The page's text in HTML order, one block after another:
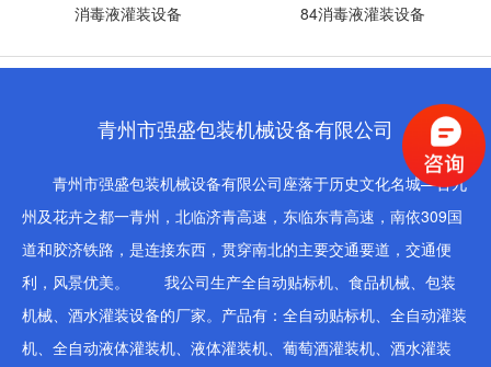
消毒液灌装设备 84消毒液灌装设备
青州市强盛包装机械设备有限公司
青州市强盛包装机械设备有限公司座落于历史文化名城—古九
州及花卉之都一青州，北临济青高速，东临东青高速，南依309国
道和胶济铁路，是连接东西，贯穿南北的主要交通要道，交通便
利，风景优美。 我公司生产全自动贴标机、食品机械、包装
机械、酒水灌装设备的厂家。产品有：全自动贴标机、全自动灌装
机、全自动液体灌装机、液体灌装机、葡萄酒灌装机、酒水灌装